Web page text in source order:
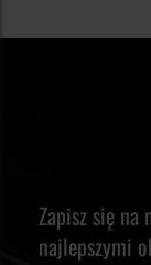
Zapisz się na
najlepszymi